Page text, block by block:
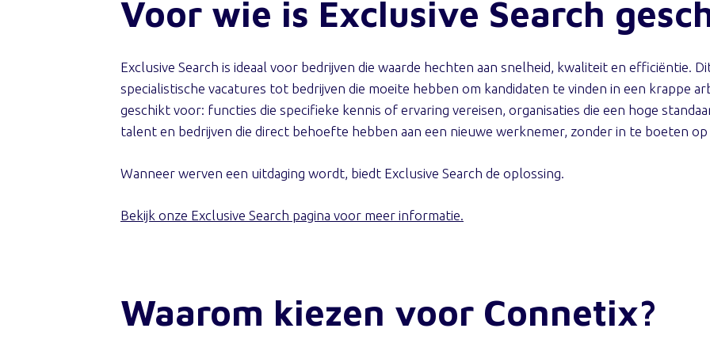
Voor wie is Exclusive Search
Exclusive Search is ideaal voor bedrijven die waarde hechten aan snelheid, kwaliteit en efficiëntie.
specialistische vacatures tot bedrijven die moeite hebben om kandidaten te vinden in een krappe
geschikt voor: functies die specifieke kennis of ervaring vereisen, organisaties die een hoge
talent en bedrijven die direct behoefte hebben aan een nieuwe werknemer, zonder in te boeten
Wanneer werven een uitdaging wordt, biedt Exclusive Search de oplossing.
Bekijk onze Exclusive Search pagina voor meer informatie.
Waarom kiezen voor Connetix?